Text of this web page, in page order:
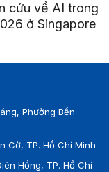
cứu về AI trong
ở Singapore
Phường Bến
Cờ, TP. Hồ Chí Minh
Hồng, TP. Hồ Chí